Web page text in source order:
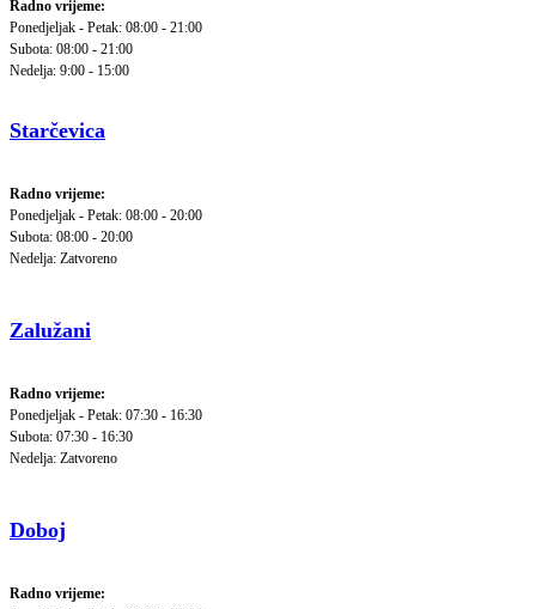
Radno vrijeme:
Ponedjeljak - Petak: 08:00 - 21:00
Subota: 08:00 - 21:00
Nedelja: 9:00 - 15:00
Starčevica
Radno vrijeme:
Ponedjeljak - Petak: 08:00 - 20:00
Subota: 08:00 - 20:00
Nedelja: Zatvoreno
Zalužani
Radno vrijeme:
Ponedjeljak - Petak: 07:30 - 16:30
Subota: 07:30 - 16:30
Nedelja: Zatvoreno
Doboj
Radno vrijeme: